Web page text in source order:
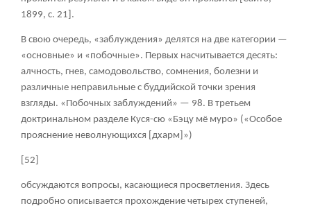
1899, с. 21].
В свою очередь, «заблуждения» делятся на две категории —
«основные» и «побочные». Первых насчитывается десять:
алчность, гнев, самодовольство, сомнения, болезни и
различные неправильные с буддийской точки зрения
взгляды. «Побочных заблуждений» — 98. В третьем
доктринальном разделе Куся-сю «Бэцу мё муро» («Особое
прояснение неволнующихся [дхарм]»)
[52]
обсуждаются вопросы, касающиеся просветления. Здесь
подробно описывается прохождение четырех ступеней,